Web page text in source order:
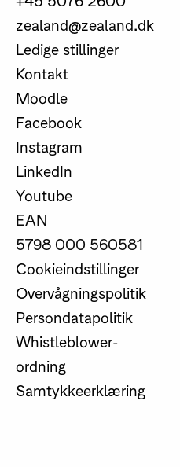
zealand@zealand.dk
Ledige stillinger
Kontakt
Moodle
Facebook
Instagram
LinkedIn
Youtube
EAN
5798 000 560581
Cookieindstillinger
Overvågningspolitik
Persondatapolitik
Whistleblower-
ordning
Samtykkeerklæring